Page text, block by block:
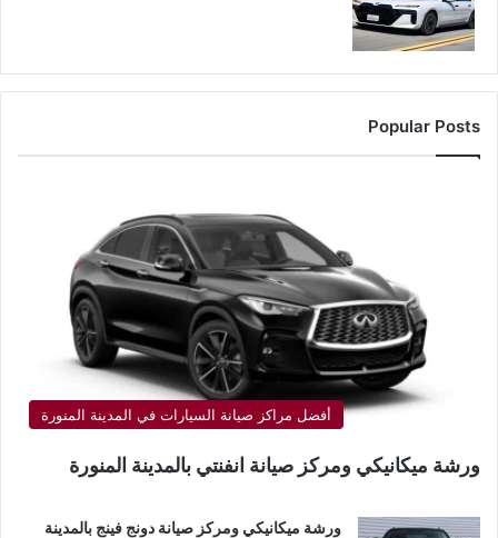
Popular Posts
أفضل مراكز صيانة السيارات في المدينة المنورة
ورشة ميكانيكي ومركز صيانة انفنتي بالمدينة المنورة
ورشة ميكانيكي ومركز صيانة دونج فينج بالمدينة